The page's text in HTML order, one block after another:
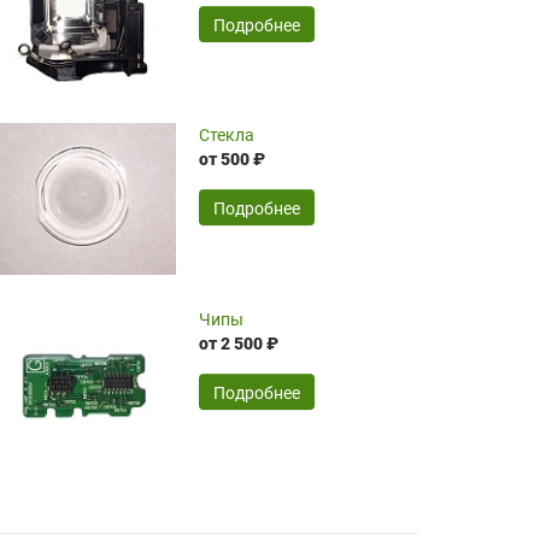
временные затраты по достаточно
оптимизированной стоимости, чему
чрезмерно благодарны!)))
SERGEY FOURSOV,24.04.2026
широкий ассортимент ламп, как оригиналов,
так и аналогов.Быстрое оформление и
передача в доставку, приемлемые цены. Мне
понравилось.
Читать полностью
16.04.2026
Подробнее
Стекла
от 500 ₽
Подробнее
Чипы
от 2 500 ₽
Подробнее